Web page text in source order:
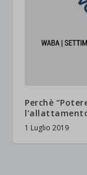
Perchè
1 Luglio 2019